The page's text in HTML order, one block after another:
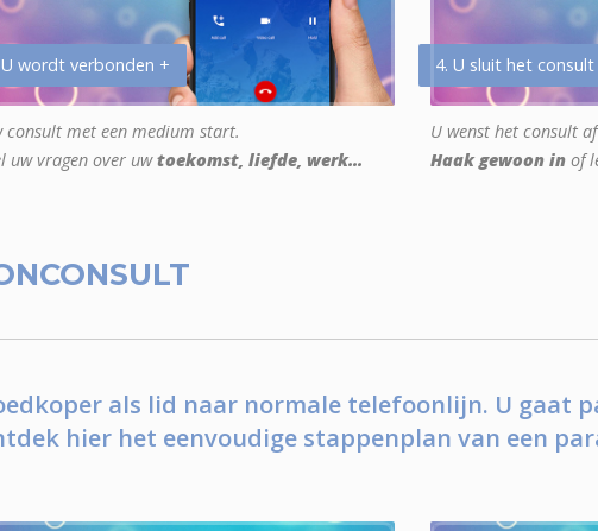
U wordt verbonden +
consult met een medium start.
uw vragen over uwtoekomst, liefde, werk...
4. U sluit het
U wenst het consult
Haak gewoon in of
als lid naar normale telefoonlijn. U gaat
hier het eenvoudige stappenplan van een